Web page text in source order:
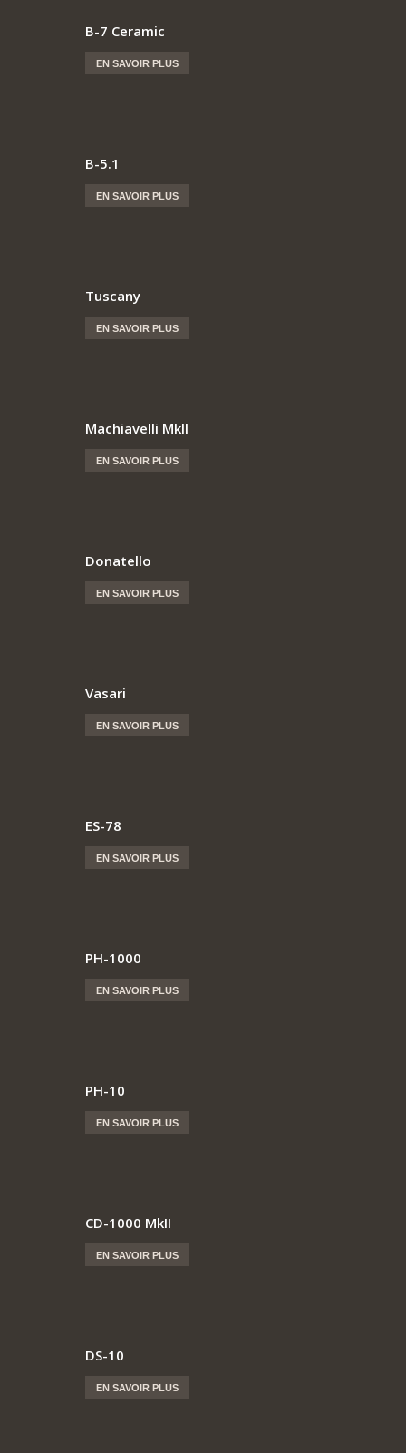
B-7 Ceramic
EN SAVOIR PLUS
B-5.1
EN SAVOIR PLUS
Tuscany
EN SAVOIR PLUS
Machiavelli MkII
EN SAVOIR PLUS
Donatello
EN SAVOIR PLUS
Vasari
EN SAVOIR PLUS
ES-78
EN SAVOIR PLUS
PH-1000
EN SAVOIR PLUS
PH-10
EN SAVOIR PLUS
CD-1000 MkII
EN SAVOIR PLUS
DS-10
EN SAVOIR PLUS